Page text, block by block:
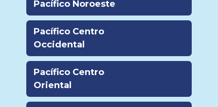
Pacífico Noroeste
Pacífico Centro
Occidental
Pacífico Centro
Oriental